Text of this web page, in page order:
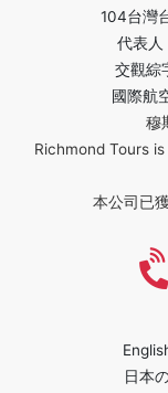
104台灣
代表人
交觀綜
國際航
穆
Richmond Tours
本公司已
日本